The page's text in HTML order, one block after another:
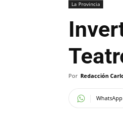
La Provincia
Por Redacción
WhatsApp